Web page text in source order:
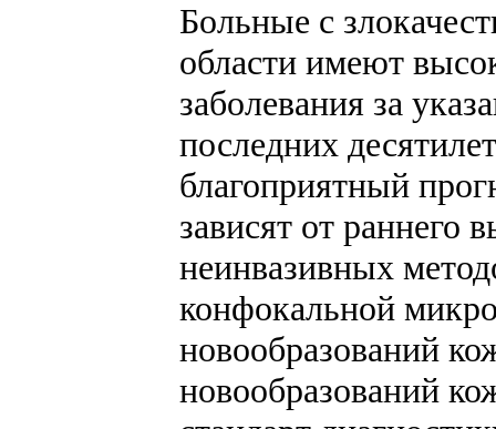
Больные с
области имеют
заболевания за
последних
благоприятный
зависят от раннего
неинвазивных
конфокальной
новообразований
новообразований